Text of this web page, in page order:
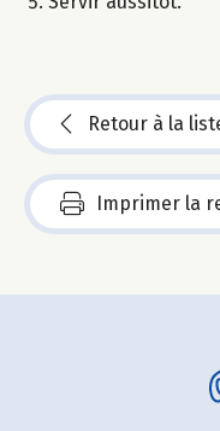
Retour à la
Imprimer la